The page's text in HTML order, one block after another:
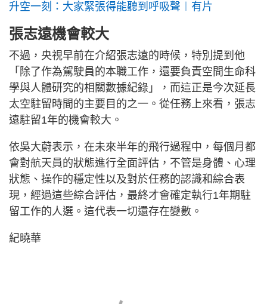
升空一刻：大家緊張得能聽到呼吸聲︱有片
張志遠機會較大
不過，央視早前在介紹張志遠的時候，特別提到他
「除了作為駕駛員的本職工作，還要負責空間生命科
學與人體研究的相關數據紀錄」，而這正是今次延長
太空駐留時間的主要目的之一。從任務上來看，張志
遠駐留1年的機會較大。
依吳大蔚表示，在未來半年的飛行過程中，每個月都
會對航天員的狀態進行全面評估，不管是身體、心理
狀態、操作的穩定性以及對於任務的認識和綜合表
現，經過這些綜合評估，最終才會確定執行1年期駐
留工作的人選。這代表一切還存在變數。
紀曉華